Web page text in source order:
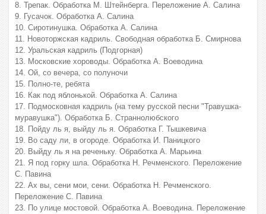
8. Трепак. Обработка М. Штейнберга. Переложение А. Салина
9. Гусачок. Обработка А. Салина
10. Сиротинушка. Обработка А. Салина
11. Новоторжская кадриль. Свободная обработка Б. Смирнова
12. Уральская кадриль (Подгорная)
13. Московские хороводы. Обработка А. Воеводина
14. Ой, со вечера, со полуночи
15. Полно-те, ребята
16. Как под яблонькой. Обработка А. Салина
17. Подмосковная кадриль (на тему русской песни "Травушка-
муравушка"). Обработка Б. Страннолюбского
18. Пойду ль я, выйду ль я. Обработка Г. Тышкевича
19. Во саду ли, в огороде. Обработка И. Паницкого
20. Выйду ль я на реченьку. Обработка А. Марьина
21. Я под горку шла. Обработка Н. Речменского. Переложение
С. Павина
22. Ах вы, сени мои, сени. Обработка Н. Речменского.
Переложение С. Павина
23. По улице мостовой. Обработка А. Воеводина. Переложение